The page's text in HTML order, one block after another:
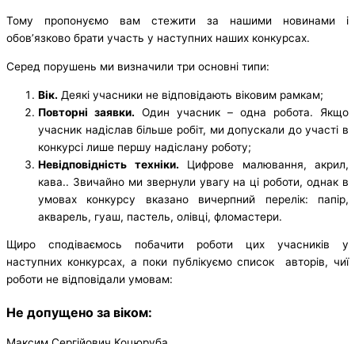
Тому пропонуємо вам стежити за нашими новинами і
обов’язково брати участь у наступних наших конкурсах.
Серед порушень ми визначили три основні типи:
Вік. Деякі учасники не відповідають віковим рамкам;
Повторні заявки. Один учасник – одна робота. Якщо
учасник надіслав більше робіт, ми допускали до участі в
конкурсі лише першу надіслану роботу;
Невідповідність техніки. Цифрове малювання, акрил,
кава.. Звичайно ми звернули увагу на ці роботи, однак в
умовах конкурсу вказано вичерпний перелік: папір,
акварель, гуаш, пастель, олівці, фломастери.
Щиро сподіваємось побачити роботи цих учасників у
наступних конкурсах, а поки публікуємо список авторів, чиї
роботи не відповідали умовам:
Не допущено за віком: